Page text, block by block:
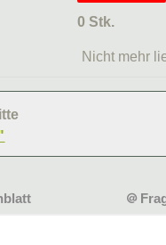
0 Stk.
Nicht mehr